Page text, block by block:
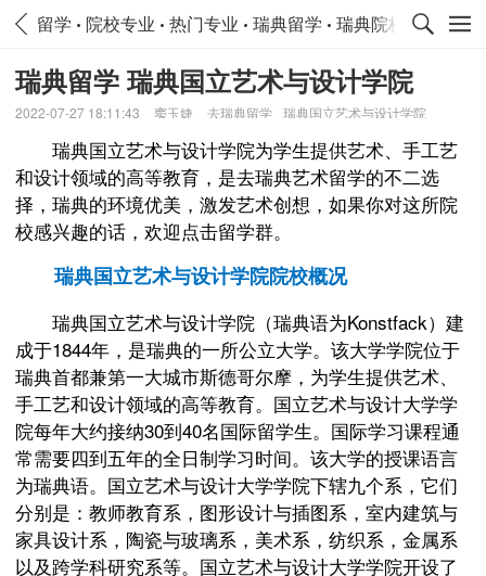
留学 院校专业 热门专业 瑞典留学 瑞典院校专业 瑞
瑞典留学 瑞典国立艺术与设计学院
2022-07-27 18:11:43 窦玉婕 去瑞典留学 瑞典国立艺术与设计学院
瑞典国立艺术与设计学院为学生提供艺术、手工艺
和设计领域的高等教育，是去瑞典艺术留学的不二选
择，瑞典的环境优美，激发艺术创想，如果你对这所院
校感兴趣的话，欢迎点击留学群。
瑞典国立艺术与设计学院院校概况
瑞典国立艺术与设计学院（瑞典语为Konstfack）建
成于1844年，是瑞典的一所公立大学。该大学学院位于
瑞典首都兼第一大城市斯德哥尔摩，为学生提供艺术、
手工艺和设计领域的高等教育。国立艺术与设计大学学
院每年大约接纳30到40名国际留学生。国际学习课程通
常需要四到五年的全日制学习时间。该大学的授课语言
为瑞典语。国立艺术与设计大学学院下辖九个系，它们
分别是：教师教育系，图形设计与插图系，室内建筑与
家具设计系，陶瓷与玻璃系，美术系，纺织系，金属系
以及跨学科研究系等。国立艺术与设计大学学院开设了